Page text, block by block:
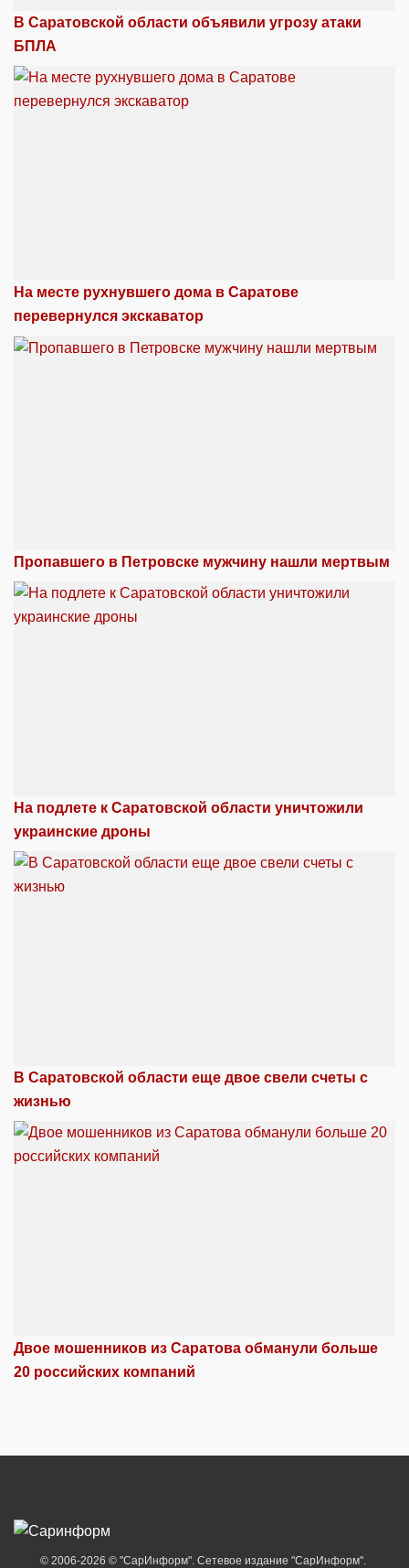
В Саратовской области объявили угрозу атаки
БПЛА
На месте рухнувшего дома в Саратове
перевернулся экскаватор
Пропавшего в Петровске мужчину нашли мертвым
На подлете к Саратовской области уничтожили
украинские дроны
В Саратовской области еще двое свели счеты с
жизнью
Двое мошенников из Саратова обманули больше
20 российских компаний
© 2006-2026 © "СарИнформ". Сетевое издание "СарИнформ".